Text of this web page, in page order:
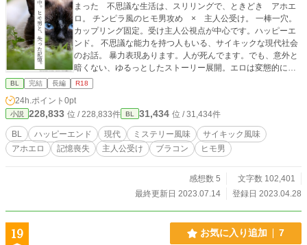
まった 不思議な生活は、スリリングで、ときどき アホエ
ロ。 チンピラ風のヒモ男攻め × 主人公受け。 一棒一穴。
カップリング固定。受け主人公視点が中心です。ハッピーエ
ンド。 不思議な能力を持つ人もいる、サイキックな現代社会
のお話。 暴力表現あります。人が死んでます。でも、意外と
暗くない、ゆるっとしたストーリー展開。エロは変態的にな
りがち。 感想を下さい。一言でも良いです。作者は、数少な
い同志を求めておりますｗｗｗ
BL 完結 長編 R18
24h.ポイント 0pt
小説 228,833 位 / 228,833件 BL 31,434 位 / 31,434件
BL ハッピーエンド 現代 ミステリー風味
サイキック風味
アホエロ
記憶喪失 主人公受け ブラコン ヒモ男
感想数 5
文字数 102,401
最終更新日 2023.07.14
登録日 2023.04.28
19 お気に入り追加 7